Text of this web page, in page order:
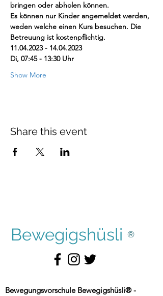
bringen oder abholen können.
Es können nur Kinder angemeldet werden,
weden welche einen Kurs besuchen. Die
Betreuung ist kostenpflichtig.
11.04.2023 - 14.04.2023
Di, 07:45 - 13:30 Uhr
Show More
Share this event
Bewegigshüsli ®
Bewegungsvorschule Bewegigshüsli® -